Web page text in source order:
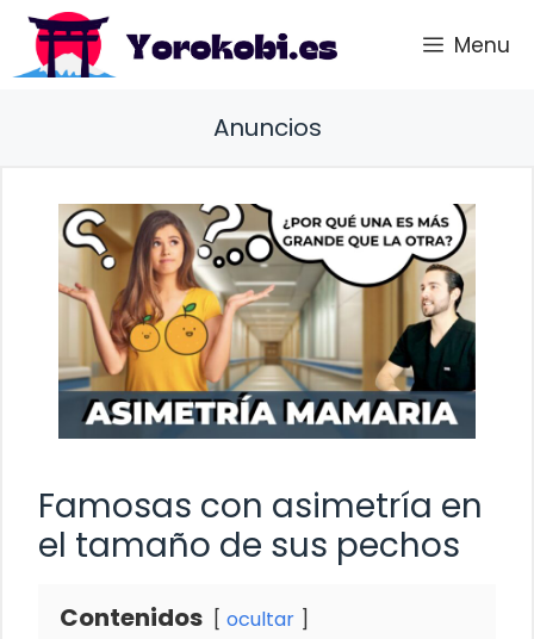
Saltar
contenido
Menu
Anuncios
Famosas con asimetría en
el tamaño de sus pechos
Contenidos ocultar